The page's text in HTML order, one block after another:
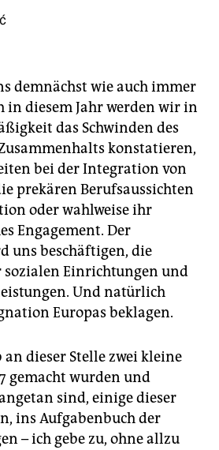
demnächst wie auch immer
in diesem Jahr werden wir in
das Schwinden des
konstatieren,
bei der Integration von
prekären Berufsaussichten
oder wahlweise ihr
Engagement. Der
uns beschäftigen, die
sozialen Einrichtungen und
Und natürlich
Europas beklagen.
an dieser Stelle zwei kleine
gemacht wurden und
sind, einige dieser
ins Aufgabenbuch der
– ich gebe zu, ohne allzu